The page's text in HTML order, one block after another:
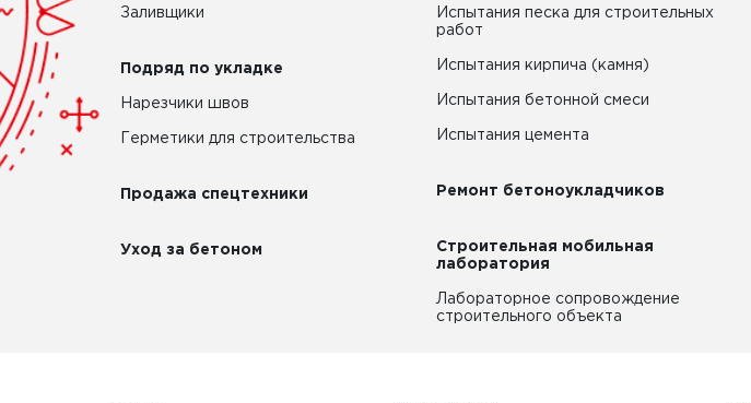
Заливщики
Подряд по укладке
Нарезчики швов
Герметики для строительства
Продажа спецтехники
Уход за бетоном
Испытания песка для строительных
работ
Испытания кирпича (камня)
Испытания бетонной смеси
Испытания цемента
Ремонт бетоноукладчиков
Строительная мобильная
лаборатория
Лабораторное сопровождение
строительного объекта